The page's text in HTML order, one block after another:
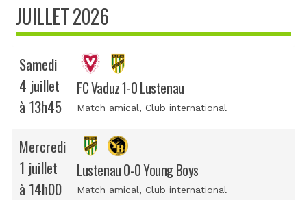
JUILLET 2026
Samedi
4 juillet
à 13h45
FC Vaduz 1-0 Lustenau
Match amical, Club international
Mercredi
1 juillet
à 14h00
Lustenau 0-0 Young Boys
Match amical, Club international